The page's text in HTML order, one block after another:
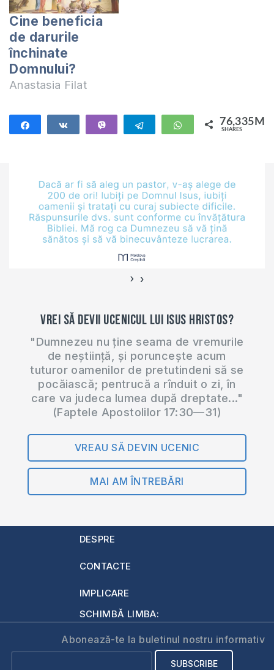
Cine beneficia
de darurile
închinate
Domnului?
Anastasia Filat
Share Share Telegram WhatsApp76,335M
SHARES
‹ ›
Vrei să devii ucenicul lui Isus Hristos?
"Dumnezeu nu ține seama de vremurile
de neștiință, și poruncește acum
tuturor oamenilor de pretutindeni să se
pocăiască; pentrucă a rînduit o zi, în
care va judeca lumea după dreptate..."
(Faptele Apostolilor 17:30—31)
VREAU SĂ DEVIN UCENIC
MAI AM ÎNTREBĂRI
DESPRE
CONTACTE
IMPLICARE
SCHIMBĂ LIMBA:
Abonează-te la buletinul nostru informativ